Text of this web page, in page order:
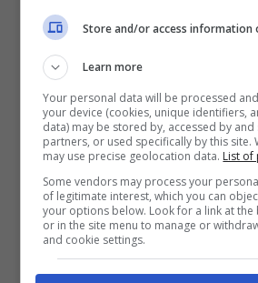
Malgioglio risponde a Martina: da
credits ig @cristianomalgioglioreal
Store and/or access information
Learn more
Your personal data will be processed
your device (cookies, unique identifiers,
data) may be stored by, accessed by
partners, or used specifically by this site.
may use precise geolocation data. List of
Some vendors may process your
of legitimate interest, which you can
your options below. Look for a link at
or in the site menu to manage or
and cookie settings.